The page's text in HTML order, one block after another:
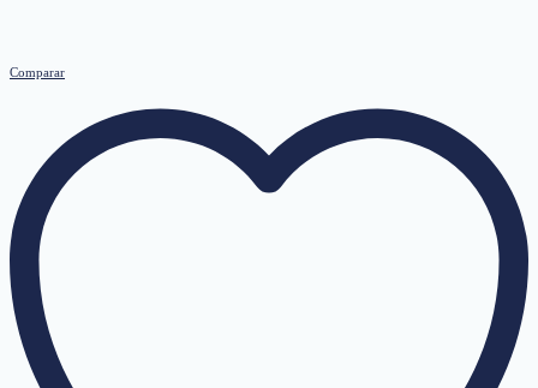
Comparar